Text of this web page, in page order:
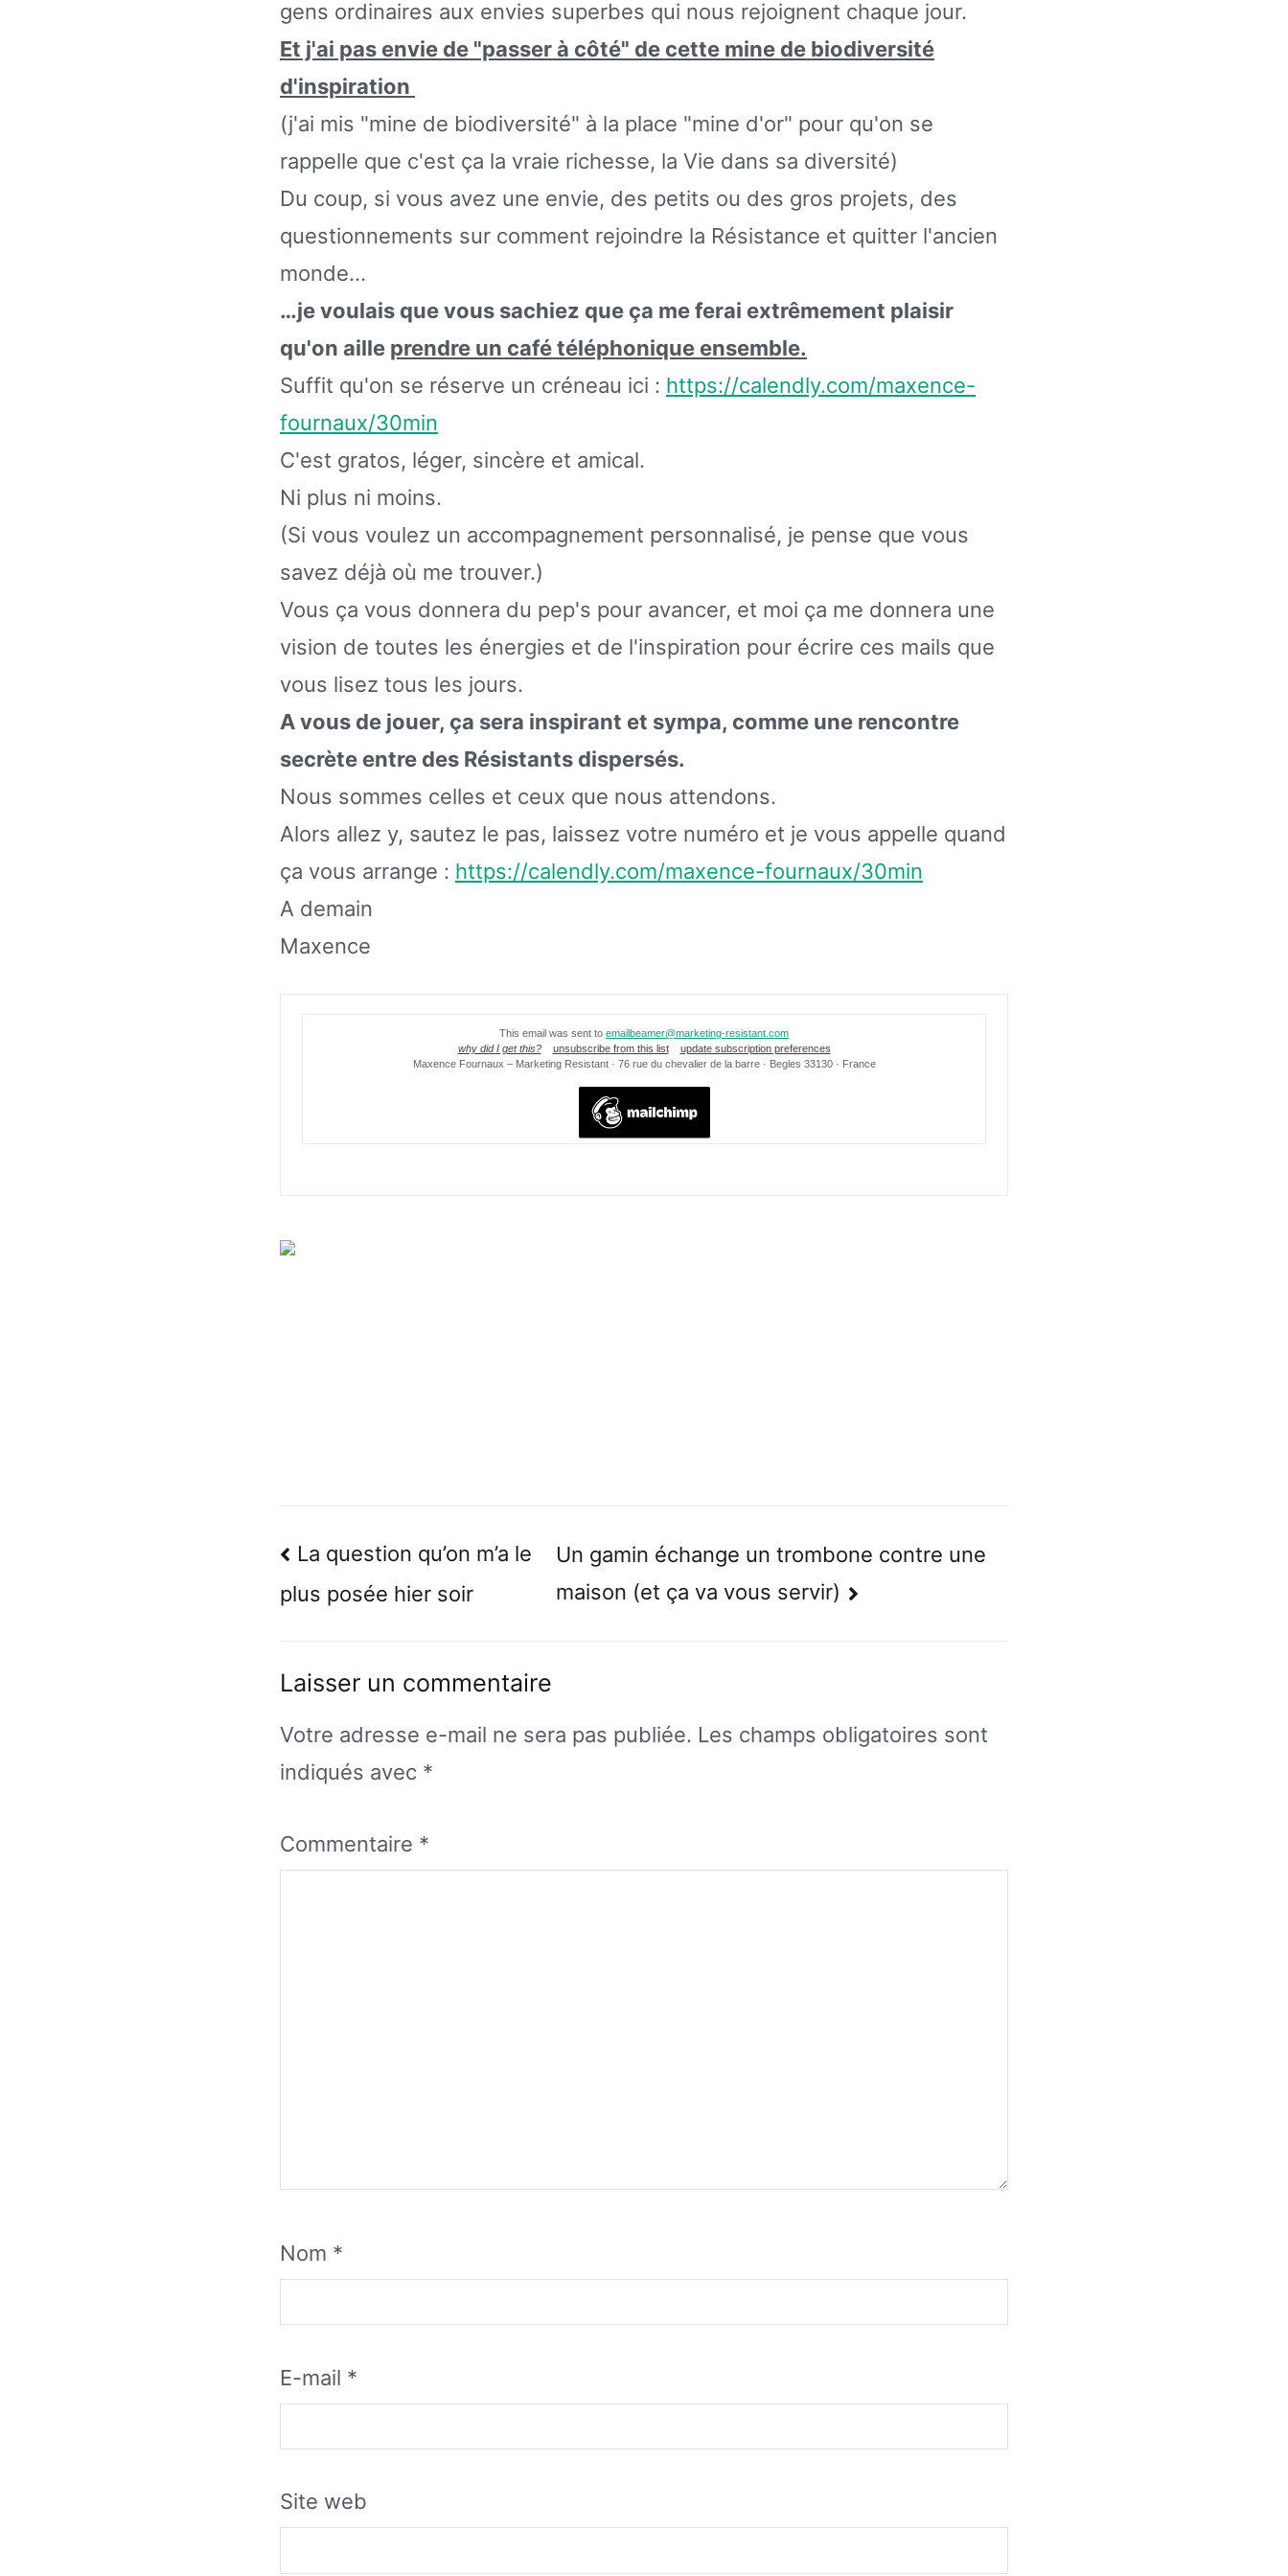
gens ordinaires aux envies superbes qui nous rejoignent chaque jour.
Et j'ai pas envie de "passer à côté" de cette mine de biodiversité
d'inspiration
(j'ai mis "mine de biodiversité" à la place "mine d'or" pour qu'on se
rappelle que c'est ça la vraie richesse, la Vie dans sa diversité)
Du coup, si vous avez une envie, des petits ou des gros projets, des
questionnements sur comment rejoindre la Résistance et quitter l'ancien
monde…
…je voulais que vous sachiez que ça me ferai extrêmement plaisir
qu'on aille prendre un café téléphonique ensemble.
Suffit qu'on se réserve un créneau ici : https://calendly.com/maxence-
fournaux/30min
C'est gratos, léger, sincère et amical.
Ni plus ni moins.
(Si vous voulez un accompagnement personnalisé, je pense que vous
savez déjà où me trouver.)
Vous ça vous donnera du pep's pour avancer, et moi ça me donnera une
vision de toutes les énergies et de l'inspiration pour écrire ces mails que
vous lisez tous les jours.
A vous de jouer, ça sera inspirant et sympa, comme une rencontre
secrète entre des Résistants dispersés.
Nous sommes celles et ceux que nous attendons.
Alors allez y, sautez le pas, laissez votre numéro et je vous appelle quand
ça vous arrange : https://calendly.com/maxence-fournaux/30min
A demain
Maxence
This email was sent to emailbeamer@marketing-resistant.com
why did I get this?
unsubscribe from this list
update subscription preferences
Maxence Fournaux – Marketing Resistant · 76 rue du chevalier de la barre · Begles 33130 · France
Navigation
de
La question qu’on m’a le
plus posée hier soir
Un gamin échange un trombone contre une
maison (et ça va vous servir)
Laisser un commentaire
Votre adresse e-mail ne sera pas publiée. Les champs obligatoires sont
indiqués avec *
Commentaire *
Nom *
E-mail *
Site web